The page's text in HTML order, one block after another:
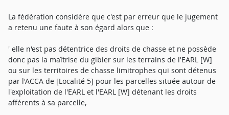
La fédération considère que c'est par erreur que le jugement
a retenu une faute à son égard alors que :
' elle n'est pas détentrice des droits de chasse et ne possède
donc pas la maîtrise du gibier sur les terrains de l'EARL [W]
ou sur les territoires de chasse limitrophes qui sont détenus
par l'ACCA de [Localité 5] pour les parcelles située autour de
l'exploitation de l'EARL et l'EARL [W] détenant les droits
afférents à sa parcelle,